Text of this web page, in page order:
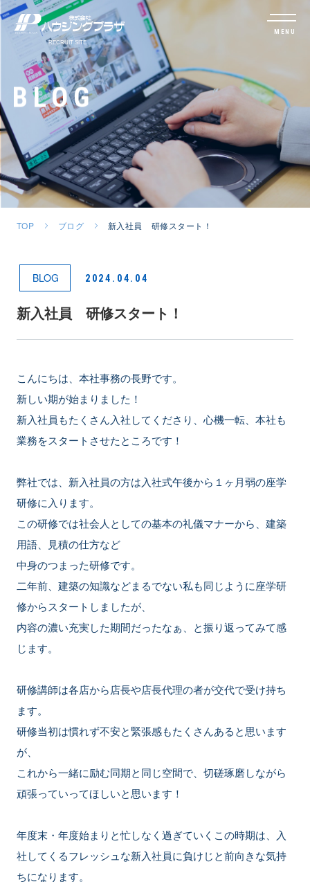
MENU
BLOG
TOP ブログ 新入社員 研修スタート！
BLOG 2024.04.04
新入社員 研修スタート！
こんにちは、本社事務の長野です。
新しい期が始まりました！
新入社員もたくさん入社してくださり、心機一転、本社も
業務をスタートさせたところです！
弊社では、新入社員の方は入社式午後から１ヶ月弱の座学
研修に入ります。
この研修では社会人としての基本の礼儀マナーから、建築
用語、見積の仕方など
中身のつまった研修です。
二年前、建築の知識などまるでない私も同じように座学研
修からスタートしましたが、
内容の濃い充実した期間だったなぁ、と振り返ってみて感
じます。
研修講師は各店から店長や店長代理の者が交代で受け持ち
ます。
研修当初は慣れず不安と緊張感もたくさんあると思います
が、
これから一緒に励む同期と同じ空間で、切磋琢磨しながら
頑張っていってほしいと思います！
年度末・年度始まりと忙しなく過ぎていくこの時期は、入
社してくるフレッシュな新入社員に負けじと前向きな気持
ちになります。